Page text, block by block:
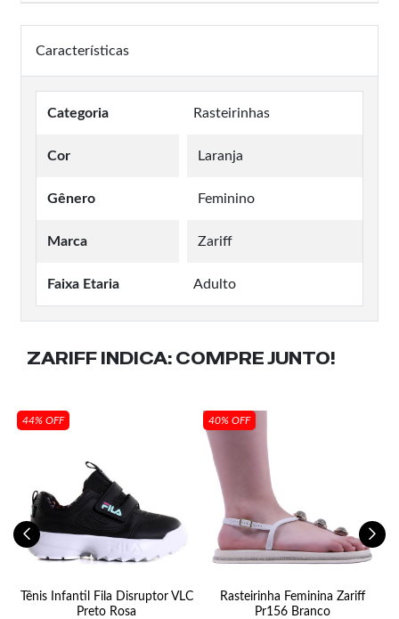
Características
Categoria Rasteirinhas
Cor Laranja
Gênero Feminino
Marca Zariff
Faixa Etaria Adulto
ZARIFF INDICA: COMPRE JUNTO!
44% OFF
Tênis Infantil Fila Disruptor VLC
Preto Rosa
40% OFF
Rasteirinha Feminina Zariff
Pr156 Branco